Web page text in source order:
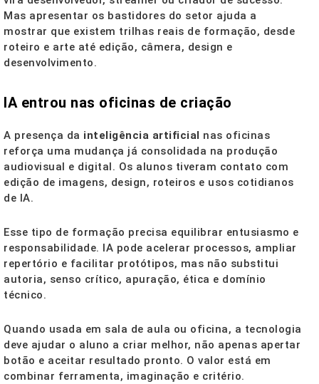
Mas apresentar os bastidores do setor ajuda a
mostrar que existem trilhas reais de formação, desde
roteiro e arte até edição, câmera, design e
desenvolvimento.
IA entrou nas oficinas de criação
A presença da inteligência artificial nas oficinas
reforça uma mudança já consolidada na produção
audiovisual e digital. Os alunos tiveram contato com
edição de imagens, design, roteiros e usos cotidianos
de IA.
Esse tipo de formação precisa equilibrar entusiasmo e
responsabilidade. IA pode acelerar processos, ampliar
repertório e facilitar protótipos, mas não substitui
autoria, senso crítico, apuração, ética e domínio
técnico.
Quando usada em sala de aula ou oficina, a tecnologia
deve ajudar o aluno a criar melhor, não apenas apertar
botão e aceitar resultado pronto. O valor está em
combinar ferramenta, imaginação e critério.